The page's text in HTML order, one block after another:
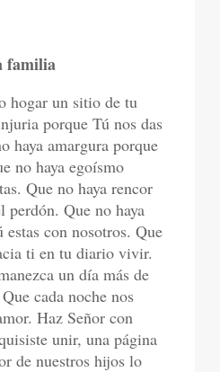
familia
hogar un sitio de tu
porque Tú nos das
haya amargura porque
no haya egoísmo
Que no haya rencor
perdón. Que no haya
estas con nosotros. Que
ti en tu diario vivir.
un día más de
cada noche nos
Haz Señor con
unir, una página
de nuestros hijos lo